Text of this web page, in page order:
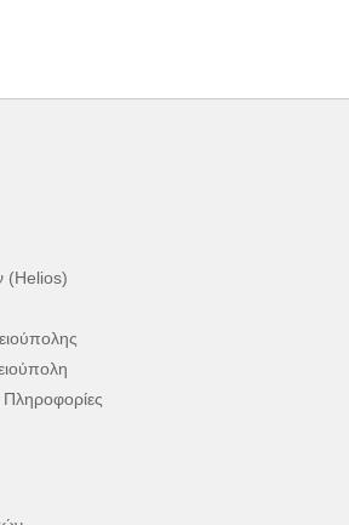
(Helios)